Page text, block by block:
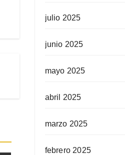
julio 2025
junio 2025
mayo 2025
abril 2025
marzo 2025
febrero 2025